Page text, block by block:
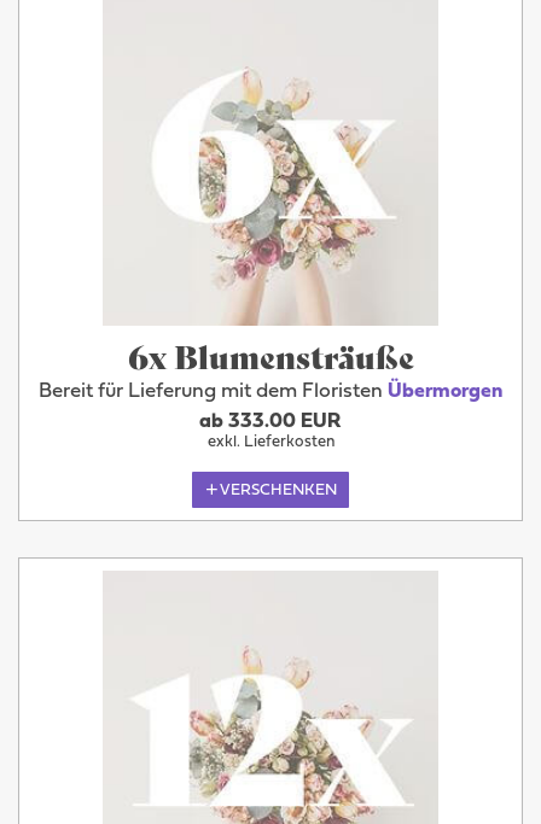
6x Blumensträuße
Bereit für Lieferung mit dem Floristen Übermorgen
ab 333.00 EUR
exkl. Lieferkosten
VERSCHENKEN